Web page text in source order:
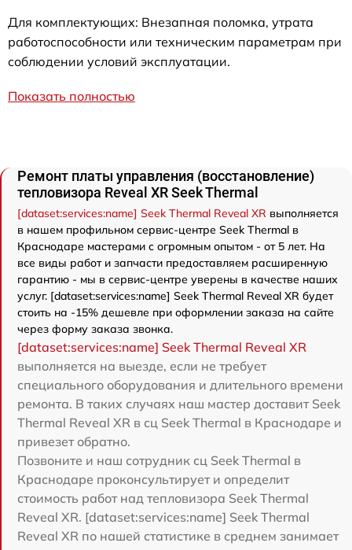
Для комплектующих: Внезапная поломка, утрата
работоспособности или техническим параметрам при
соблюдении условий эксплуатации.
Показать полностью
Ремонт платы управления (восстановление)
тепловизора Reveal XR Seek Thermal
[dataset:services:name] Seek Thermal Reveal XR выполняется
в нашем профильном сервис-центре Seek Thermal в
Краснодаре мастерами с огромным опытом - от 5 лет. На
все виды работ и запчасти предоставляем расширенную
гарантию - мы в сервис-центре уверены в качестве наших
услуг. [dataset:services:name] Seek Thermal Reveal XR будет
стоить на -15% дешевле при оформлении заказа на сайте
через форму заказа звонка.
[dataset:services:name] Seek Thermal Reveal XR
выполняется на выезде, если не требует
специального оборудования и длительного времени
ремонта. В таких случаях наш мастер доставит Seek
Thermal Reveal XR в сц Seek Thermal в Краснодаре и
привезет обратно.
Позвоните и наш сотрудник сц Seek Thermal в
Краснодаре проконсультирует и определит
стоимость работ над тепловизора Seek Thermal
Reveal XR. [dataset:services:name] Seek Thermal
Reveal XR по нашей статистике в среднем занимает